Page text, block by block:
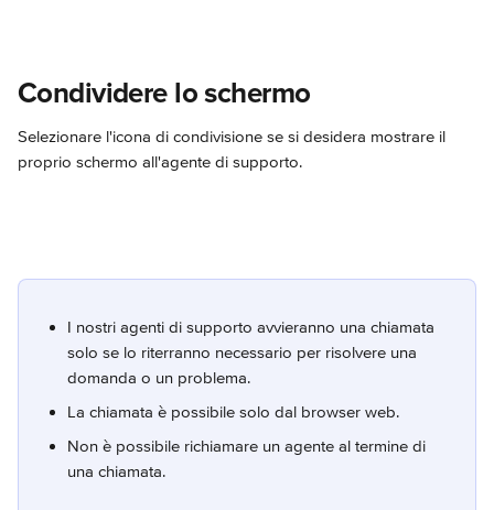
Condividere lo schermo
Selezionare l'icona di condivisione se si desidera mostrare il
proprio schermo all'agente di supporto.
I nostri agenti di supporto avvieranno una chiamata
solo se lo riterranno necessario per risolvere una
domanda o un problema.
La chiamata è possibile solo dal browser web.
Non è possibile richiamare un agente al termine di
una chiamata.